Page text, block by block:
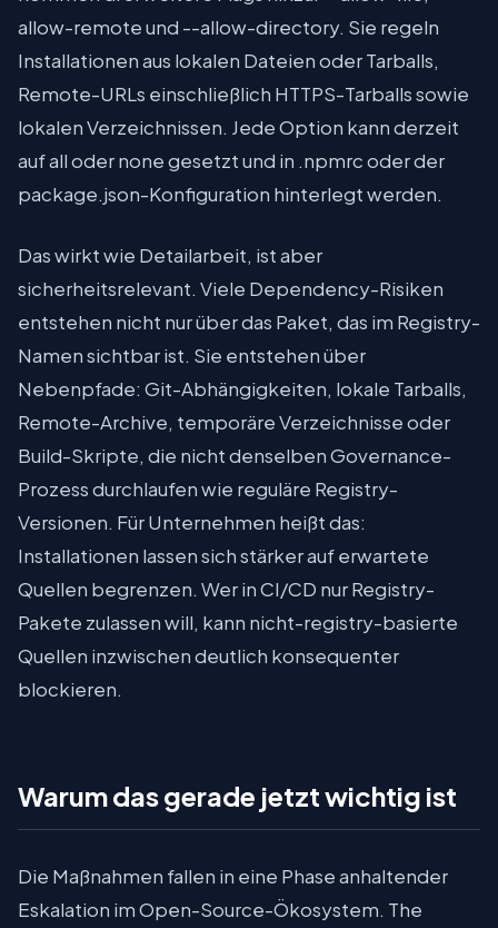
allow-remote und --allow-directory. Sie regeln
Installationen aus lokalen Dateien oder Tarballs,
Remote-URLs einschließlich HTTPS-Tarballs sowie
lokalen Verzeichnissen. Jede Option kann derzeit
auf all oder none gesetzt und in .npmrc oder der
package.json-Konfiguration hinterlegt werden.
Das wirkt wie Detailarbeit, ist aber
sicherheitsrelevant. Viele Dependency-Risiken
entstehen nicht nur über das Paket, das im Registry-
Namen sichtbar ist. Sie entstehen über
Nebenpfade: Git-Abhängigkeiten, lokale Tarballs,
Remote-Archive, temporäre Verzeichnisse oder
Build-Skripte, die nicht denselben Governance-
Prozess durchlaufen wie reguläre Registry-
Versionen. Für Unternehmen heißt das:
Installationen lassen sich stärker auf erwartete
Quellen begrenzen. Wer in CI/CD nur Registry-
Pakete zulassen will, kann nicht-registry-basierte
Quellen inzwischen deutlich konsequenter
blockieren.
Warum das gerade jetzt wichtig ist
Die Maßnahmen fallen in eine Phase anhaltender
Eskalation im Open-Source-Ökosystem. The